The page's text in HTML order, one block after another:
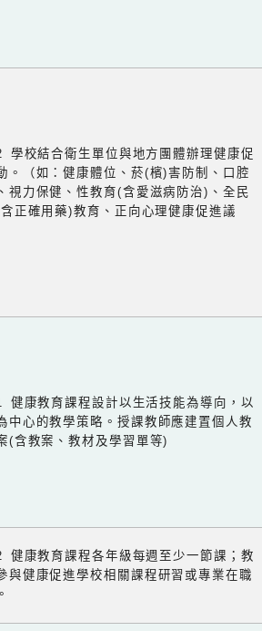
學校結合衛生單位與地方團體辦理健康促
。（如：健康體位、菸(檳)害防制、口腔
視力保健、性教育(含愛滋病防治)、全民
正確用藥)教育、正向心理健康促進議
健康教育課程設計以生活技能為導向，以
中心的教學策略。授課教師應建置個人教
(含教案、教材及學習單等)
健康教育課程各年級每週至少一節課；教
與健康促進學校相關課程研習或專業在職